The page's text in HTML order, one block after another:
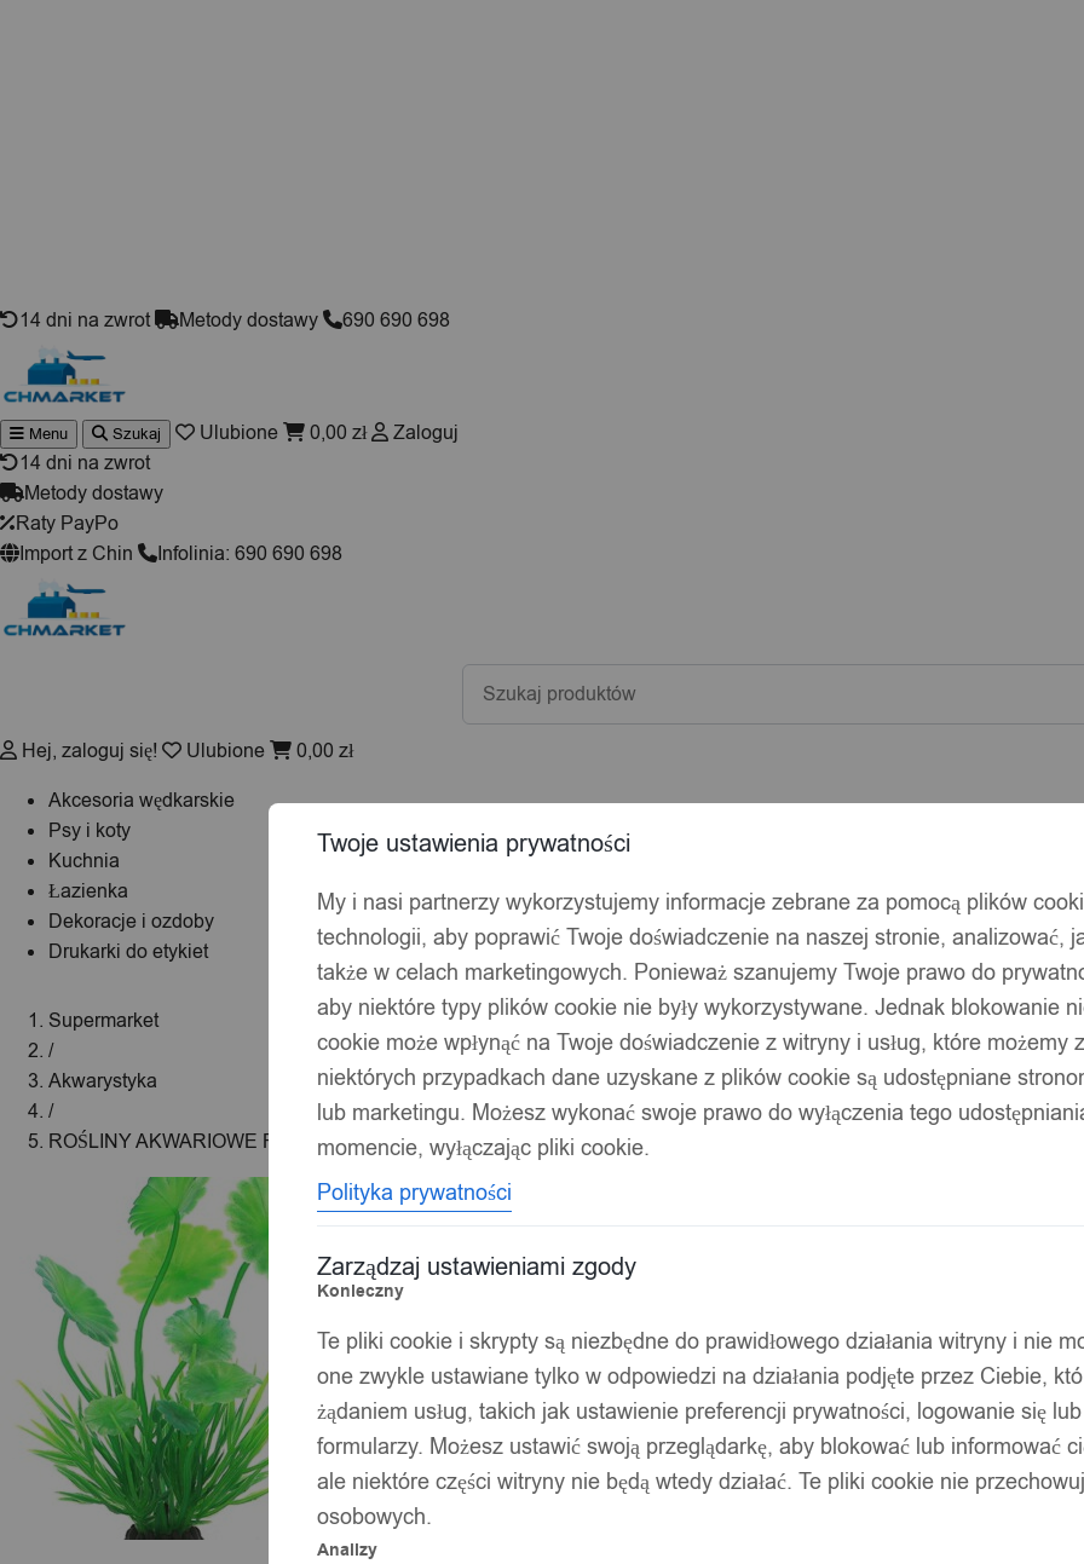
14 dni na zwrot Metody dostawy 690 690 698
Menu Szukaj Ulubione 0,00 zł
Zaloguj
14 dni na zwrot
Metody dostawy
Raty PayPo
Import z Chin
Infolinia: 690 690 698
Wyszukiwarka
produktów
Hej, zaloguj się! Ulubione 0,00 zł
Akcesoria wędkarskie
Psy i koty
Kuchnia
Łazienka
Dekoracje i ozdoby
Drukarki do etykiet
Supermarket
/
Akwarystyka
/
ROŚLINY AKWARIOWE Roślinka SZTUCZNA do AKWARIUM 07
Twoje ustawienia prywatności
My i nasi partnerzy wykorzystujemy informacje zebrane za pomocą plików
technologii, aby poprawić Twoje doświadczenie na naszej stronie, analizować,
także w celach marketingowych. Ponieważ szanujemy Twoje prawo do
aby niektóre typy plików cookie nie były wykorzystywane. Jednak blokowanie
cookie może wpłynąć na Twoje doświadczenie z witryny i usług, które możemy
niektórych przypadkach dane uzyskane z plików cookie są udostępniane
lub marketingu. Możesz wykonać swoje prawo do wyłączenia tego
momencie, wyłączając pliki cookie.
Polityka prywatności
Zarządzaj ustawieniami zgody
Konieczny
Te pliki cookie i skrypty są niezbędne do prawidłowego działania witryny i nie
one zwykle ustawiane tylko w odpowiedzi na działania podjęte przez Ciebie,
żądaniem usług, takich jak ustawienie preferencji prywatności, logowanie się
formularzy. Możesz ustawić swoją przeglądarkę, aby blokować lub informować
ale niektóre części witryny nie będą wtedy działać. Te pliki cookie nie
osobowych.
Analizy